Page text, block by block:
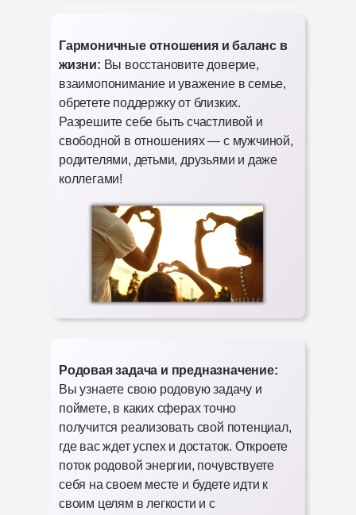
Гармоничные отношения и баланс в
жизни: Вы восстановите доверие,
взаимопонимание и уважение в семье,
обретете поддержку от близких.
Разрешите себе быть счастливой и
свободной в отношениях — с мужчиной,
родителями, детьми, друзьями и даже
коллегами!
Родовая задача и предназначение:
Вы узнаете свою родовую задачу и
поймете, в каких сферах точно
получится реализовать свой потенциал,
где вас ждет успех и достаток. Откроете
поток родовой энергии, почувствуете
себя на своем месте и будете идти к
своим целям в легкости и с